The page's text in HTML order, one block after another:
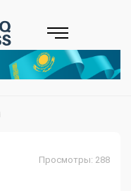
Просмотры: 288